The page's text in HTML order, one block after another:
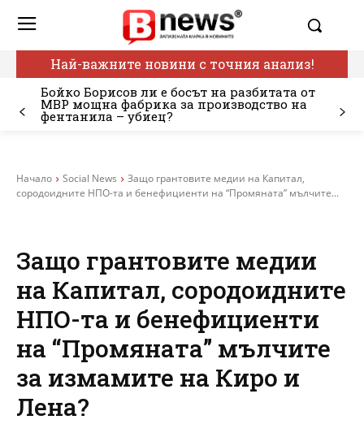
Най-важните новини с точния анализ!
Бойко Борисов ли е босът на разбитата от
МВР мощна фабрика за производство на
фентанила – убиец?
Начало Social News
Защо грантовите медии на Капитал,
сородоидните НПО-та и бенефициенти на “Промяната” мълчите...
Защо грантовите медии
на Капитал, сородоидните
НПО-та и бенефициенти
на “Промяната” мълчите
за измамите на Киро и
Лена?